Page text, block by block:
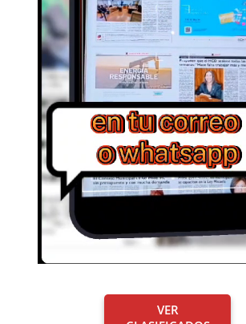
VER